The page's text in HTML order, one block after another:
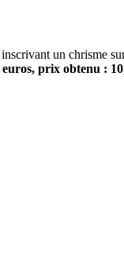
un chrisme
prix obtenu :